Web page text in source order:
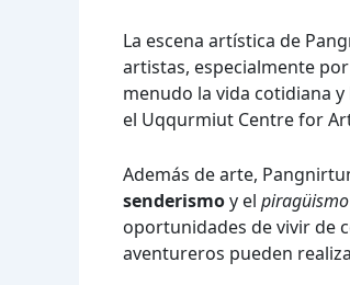
La escena artística de
artistas, especialmente
menudo la vida cotidiana
el Uqqurmiut Centre for
Además de arte,
senderismoy el piragüismo
oportunidades de vivir de
aventureros pueden